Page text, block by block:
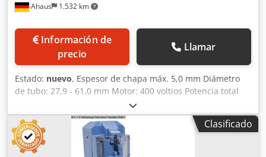
Ahaus 1.532 km
Información de
precio
Llamar
Estado: nuevo, Espesor de chapa máx. 5,0 mm Diámetro
de tubo: 27,9 - 61,0 mm Motor: 400 voltios Potencia total
requerida: 2,2 kW Peso de la máquina aprox. 87,0 kg. La
biseladora eléctrica de tubos AL1-2E se pone en marcha
mediante pulsador, manteniendo el accionamiento
continuo de la máquina. Esto le permite trabajar piezas de
manera continua sin tener que reiniciar la máquina cada
Clasificado